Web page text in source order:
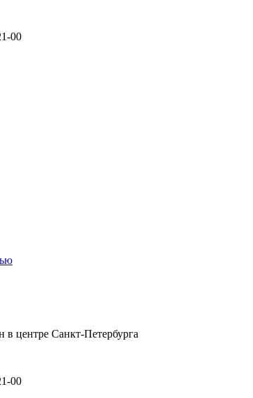
00
центре Санкт-Петербурга
00